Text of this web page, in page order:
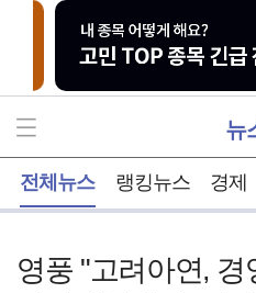
뉴
전체뉴스 랭킹뉴스 경제
영풍 "고려아연, 경